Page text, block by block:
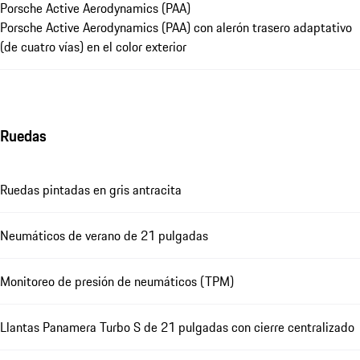
Porsche Active Aerodynamics (PAA)
Porsche Active Aerodynamics (PAA) con alerón trasero adaptativo
(de cuatro vías) en el color exterior
Ruedas
Ruedas pintadas en gris antracita
Neumáticos de verano de 21 pulgadas
Monitoreo de presión de neumáticos (TPM)
Llantas Panamera Turbo S de 21 pulgadas con cierre centralizado